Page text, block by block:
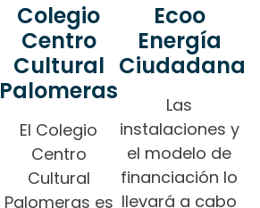
Colegio
Centro
Cultural
Palomeras
El Colegio
Centro
Cultural
Palomeras es
Ecoo
Energía
Ciudadana
Las
instalaciones y
el modelo de
financiación lo
llevará a cabo